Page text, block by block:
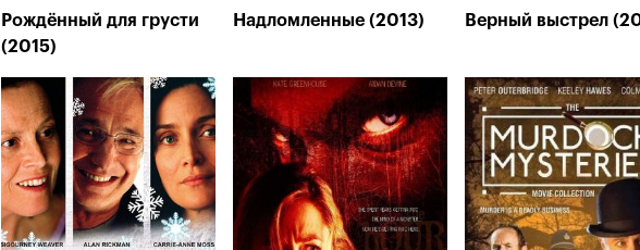
Рождённый для грусти
(2015)
Надломленные (2013) Верный выстрел